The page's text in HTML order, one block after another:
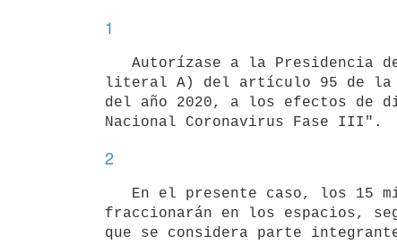
1
literal A) del artículo 95 de la
del año 2020, a los efectos de
2
fraccionarán en los espacios,
que se considera parte